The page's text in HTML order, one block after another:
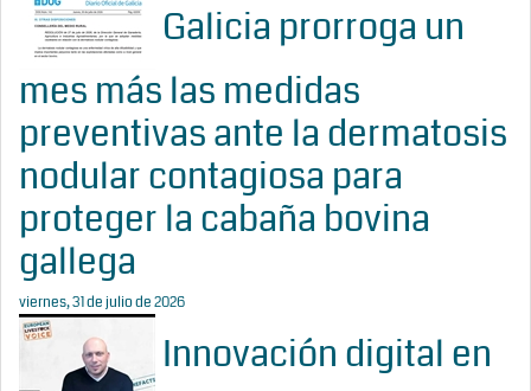
Galicia prorroga un
mes más las medidas
preventivas ante la dermatosis
nodular contagiosa para
proteger la cabaña bovina
gallega
viernes, 31 de julio de 2026
Innovación digital en